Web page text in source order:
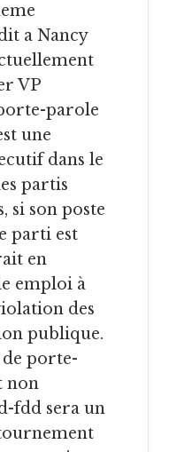
a Nancy
VP
parole
une
dans le
partis
si son poste
parti est
en
emploi à
des
publique.
de porte-
non
fdd sera un